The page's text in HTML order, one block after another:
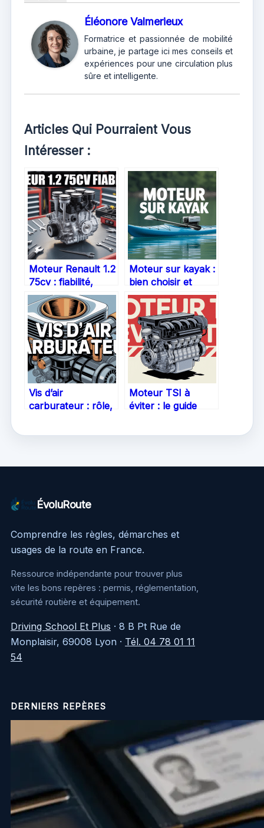
Éléonore Valmerieux
Formatrice et passionnée de mobilité
urbaine, je partage ici mes conseils et
expériences pour une circulation plus
sûre et intelligente.
Articles Qui Pourraient Vous
Intéresser :
Moteur Renault 1.2
75cv : fiabilité,
points à surveiller
et avis d’utilisateurs
Moteur sur kayak :
bien choisir et
installer pour une
expérience
optimisée
Vis d’air
carburateur : rôle,
Moteur TSI à
éviter : le guide
ÉvoluRoute
Comprendre les règles, démarches et
usages de la route en France.
Ressource indépendante pour trouver plus
vite les bons repères : permis, réglementation,
sécurité routière et équipement.
Driving School Et Plus · 8 B Pt Rue de
Monplaisir, 69008 Lyon · Tél. 04 78 01 11
54
DERNIERS REPÈRES